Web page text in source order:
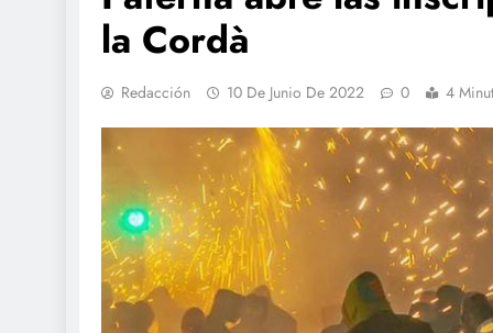
la Cordà
Redacción 10 De Junio De 2022 0 4